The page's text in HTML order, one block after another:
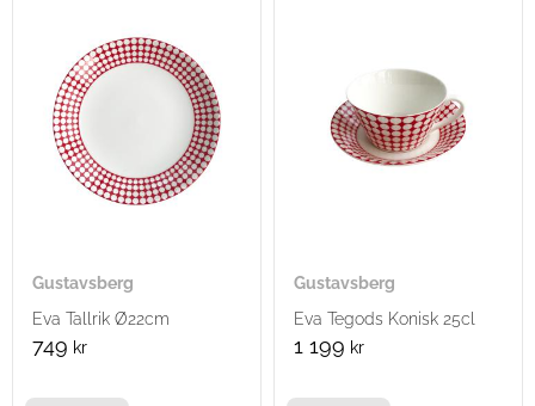
Gustavsberg
Eva Tallrik Ø22cm
749 kr
Gustavsberg
Eva Tegods Konisk 25cl
1 199 kr